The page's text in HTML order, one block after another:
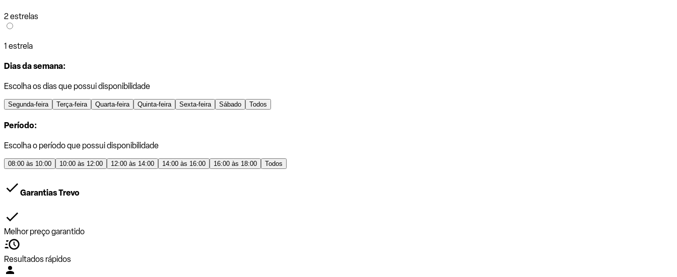
2 estrelas
1 estrela
Dias da semana:
Escolha os dias que possui disponibilidade
Segunda-feira Terça-feira Quarta-feira Quinta-feira Sexta-feira Sábado Todos
Período:
Escolha o período que possui disponibilidade
08:00 às 10:00 10:00 às 12:00 12:00 às 14:00 14:00 às 16:00 16:00 às 18:00 Todos
Garantias Trevo
Melhor preço garantido
Resultados rápidos